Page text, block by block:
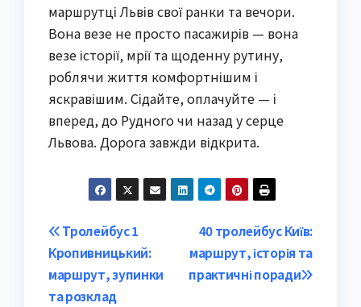
маршрутці Львів свої ранки та вечори.
Вона везе не просто пасажирів — вона
везе історії, мрії та щоденну рутину,
роблячи життя комфортнішим і
яскравішим. Сідайте, оплачуйте — і
вперед, до Рудного чи назад у серце
Львова. Дорога завжди відкрита.
Post
navigation
40 тролейбус Київ:
маршрут, історія та
практичні поради
Тролейбус 1
Кропивницький:
маршрут, зупинки
та розклад